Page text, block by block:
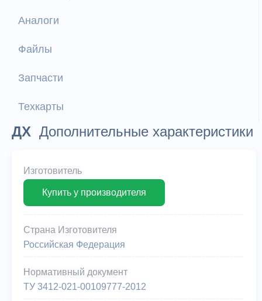
Аналоги
Файлы
Запчасти
Техкарты
ДХ Дополнительные характеристики
Изготовитель
Купить у производителя
Страна Изготовителя
Российская Федерация
Нормативный документ
ТУ 3412-021-00109777-2012